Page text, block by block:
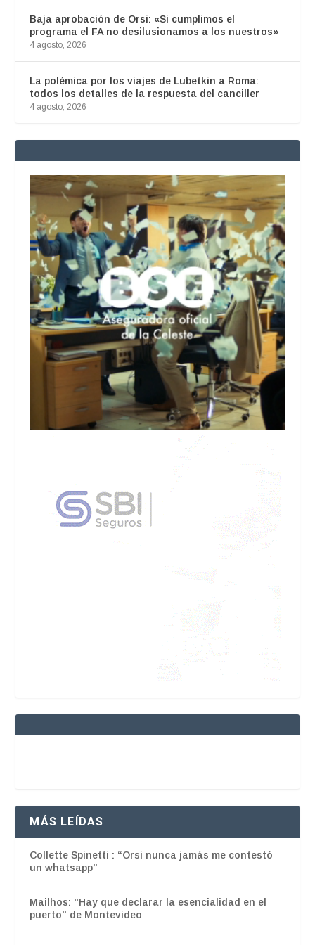
Baja aprobación de Orsi: «Si cumplimos el
programa el FA no desilusionamos a los nuestros»
4 agosto, 2026
La polémica por los viajes de Lubetkin a Roma:
todos los detalles de la respuesta del canciller
4 agosto, 2026
MÁS LEÍDAS
Collette Spinetti : “Orsi nunca jamás me contestó
un whatsapp”
Mailhos: "Hay que declarar la esencialidad en el
puerto" de Montevideo